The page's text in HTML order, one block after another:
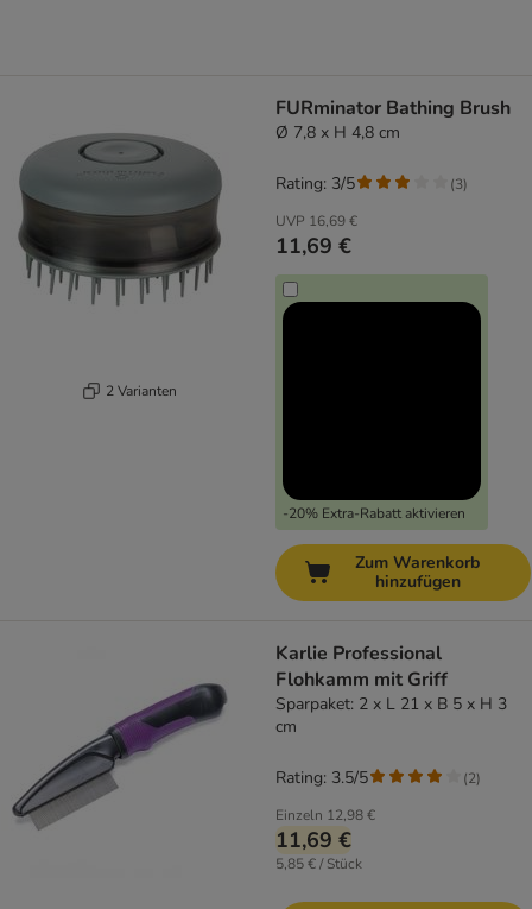
2 Varianten
FURminator Bathing Brush
Ø 7,8 x H 4,8 cm
UVP 16,69 €
11,69 €
-20% Extra-Rabatt aktivieren
Rating: 3/5 (3)
Zum Warenkorb
hinzufügen
Karlie Professional
Flohkamm mit Griff
Sparpaket: 2 x L 21 x B 5 x H 3
cm
Einzeln 12,98 €
11,69 €
5,85 € / Stück
Rating: 3.5/5 (2)